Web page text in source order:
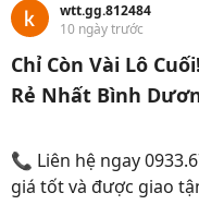
wtt.gg.812484
10 ngày trước
Chỉ Còn Vài Lô
Rẻ Nhất Bình
📞 Liên hệ ngay
giá tốt và được giao